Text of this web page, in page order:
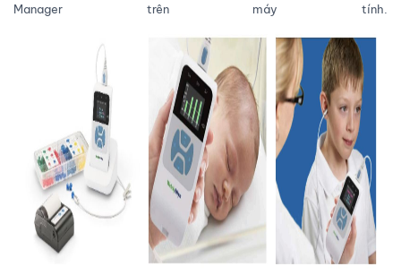
Manager trên máy tính.